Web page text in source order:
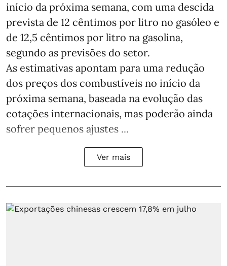
início da próxima semana, com uma descida
prevista de 12 cêntimos por litro no gasóleo e
de 12,5 cêntimos por litro na gasolina,
segundo as previsões do setor.
As estimativas apontam para uma redução
dos preços dos combustíveis no início da
próxima semana, baseada na evolução das
cotações internacionais, mas poderão ainda
sofrer pequenos ajustes ...
Ver mais